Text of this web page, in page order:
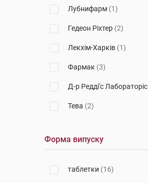
Лубнифарм (1)
Гедеон Ріхтер (2)
Лекхім-Харків (1)
Фармак (3)
Д-р Редді'с Лабораторіс
Тева (2)
КРКА(1)
Форма випуску
таблетки (16)